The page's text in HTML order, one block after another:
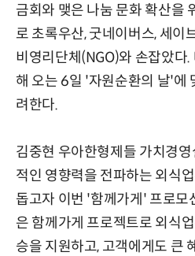
금회와 맺은 나눔 문화 확산을
로 초록우산, 굿네이버스, 세이
비영리단체(NGO)와 손잡았다.
해 오는 6일 '자원순환의 날'에
려한다.
김중현 우아한형제들 가치경
적인 영향력을 전파하는 외식
돕고자 이번 '함께가게' 프로모
은 함께가게 프로젝트로 외식
승을 지원하고, 고객에게도 큰